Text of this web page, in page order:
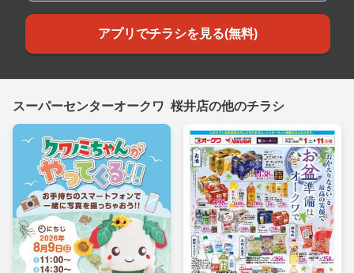
アプリでチラシを見る(無料)
スーパーセンターオークワ 桜井店の他のチラシ